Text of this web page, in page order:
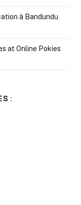
à Bandundu
at Online Pokies
: